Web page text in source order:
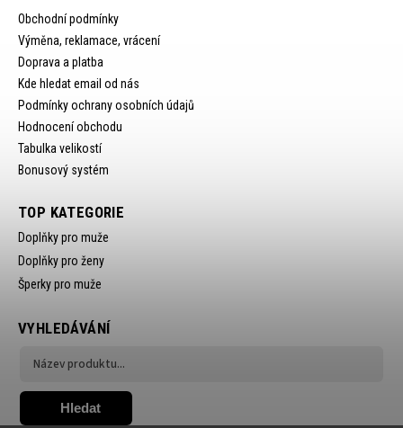
Obchodní podmínky
Výměna, reklamace, vrácení
Doprava a platba
Kde hledat email od nás
Podmínky ochrany osobních údajů
Hodnocení obchodu
Tabulka velikostí
Bonusový systém
TOP KATEGORIE
Doplňky pro muže
Doplňky pro ženy
Šperky pro muže
VYHLEDÁVÁNÍ
Hledat